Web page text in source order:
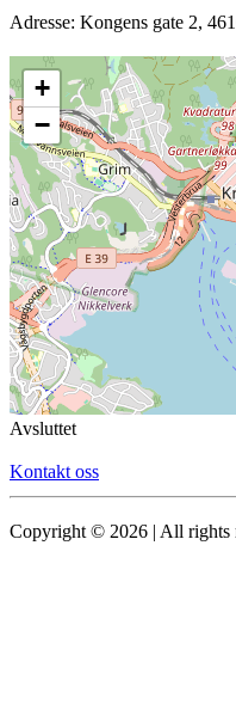
Adresse: Kongens gate 2,
+
−
Avsluttet
Kontakt oss
Copyright © 2026 | All rights